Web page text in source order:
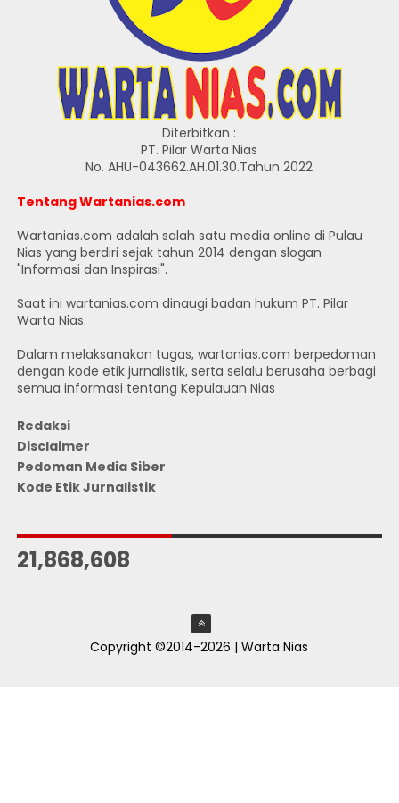
Diterbitkan :
PT. Pilar Warta Nias
No. AHU-043662.AH.01.30.Tahun 2022
Tentang Wartanias.com
Wartanias.com adalah salah satu media online di Pulau
Nias yang berdiri sejak tahun 2014 dengan slogan
"Informasi dan Inspirasi".
Saat ini wartanias.com dinaugi badan hukum PT. Pilar
Warta Nias.
Dalam melaksanakan tugas, wartanias.com berpedoman
dengan kode etik jurnalistik, serta selalu berusaha berbagi
semua informasi tentang Kepulauan Nias
Redaksi
Disclaimer
Pedoman Media Siber
Kode Etik Jurnalistik
21,868,608
Copyright ©2014-2026 | Warta Nias